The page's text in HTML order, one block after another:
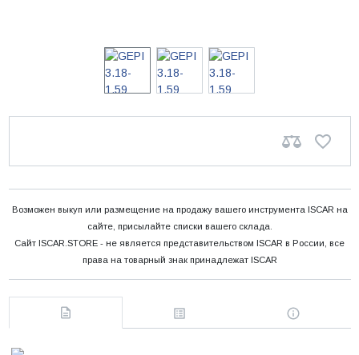
Возможен выкуп или размещение на продажу вашего инструмента ISCAR на
сайте, присылайте списки вашего склада.
Сайт ISCAR.STORE - не является представительством ISCAR в России, все
права на товарный знак принадлежат ISCAR